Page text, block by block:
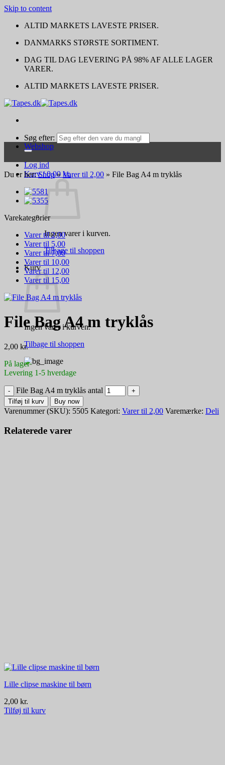
Skip to content
ALTID MARKETS LAVESTE PRISER.
DANMARKS STØRSTE SORTIMENT.
DAG TIL DAG LEVERING PÅ 98% AF ALLE LAGER
VARER.
ALTID MARKETS LAVESTE PRISER.
Søg efter:
Log ind
Kurv /0,00 kr.
Ingen varer i kurven.
Tilbage til shoppen
Kurv
Ingen varer i kurven.
Tilbage til shoppen
Webshop
Du er her: Shop» Varer til 2,00 » File Bag A4 m tryklås
Varekategorier
Varer til 2,00
Varer til 5,00
Varer til 7,00
Varer til 10,00
Varer til 12,00
Varer til 15,00
File Bag A4 m tryklås
2,00 kr.
På lager
Levering 1-5 hverdage
File Bag A4 m tryklås antal
Tilføj til kurv Buy now
Varenummer (SKU): 5505 Kategori: Varer til 2,00 Varemærke: Deli
Relaterede varer
Lille clipse maskine til børn
2,00 kr.
Tilføj til kurv